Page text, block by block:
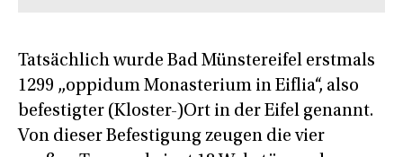
Tatsächlich wurde Bad Münstereifel erstmals
1299 „oppidum Monasterium in Eiflia“, also
befestigter (Kloster-)Ort in der Eifel genannt.
Von dieser Befestigung zeugen die vier